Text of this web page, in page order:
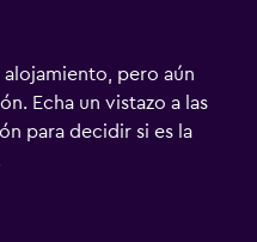
alojamiento, pero aún
Echa un vistazo a las
para decidir si es la